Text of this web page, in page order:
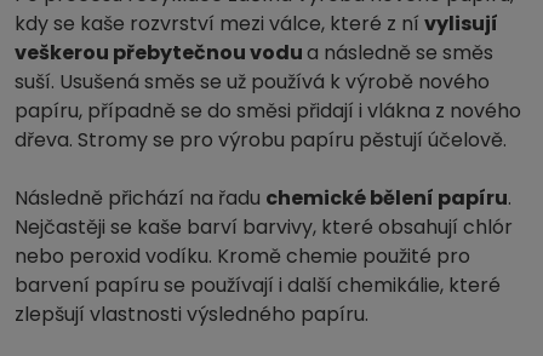
kdy se kaše rozvrství mezi válce, které z ní vylisují
veškerou přebytečnou vodua následně se směs
suší. Usušená směs se už používá k výrobě nového
papíru, případně se do směsi přidají i vlákna z nového
dřeva. Stromy se pro výrobu papíru pěstují účelově.
Následně přichází na řadu chemické bělení papíru.
Nejčastěji se kaše barví barvivy, které obsahují chlór
nebo peroxid vodíku. Kromě chemie použité pro
barvení papíru se používají i další chemikálie, které
zlepšují vlastnosti výsledného papíru.